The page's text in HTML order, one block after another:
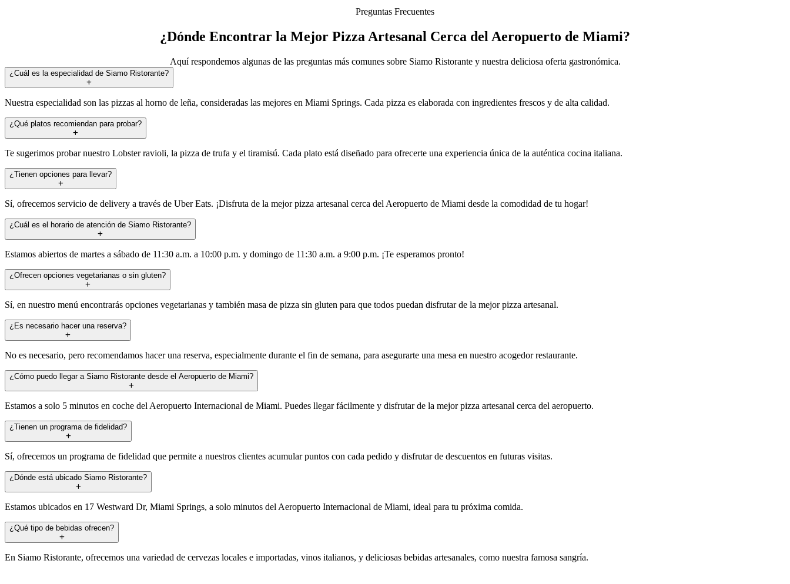
Preguntas Frecuentes
¿Dónde Encontrar la Mejor Pizza Artesanal Cerca del Aeropuerto de Miami?
Aquí respondemos algunas de las preguntas más comunes sobre Siamo Ristorante y nuestra deliciosa oferta gastronómica.
¿Cuál es la especialidad de Siamo Ristorante?
Nuestra especialidad son las pizzas al horno de leña, consideradas las mejores en Miami Springs. Cada pizza es elaborada con ingredientes frescos y de alta calidad.
¿Qué platos recomiendan para probar?
Te sugerimos probar nuestro Lobster ravioli, la pizza de trufa y el tiramisú. Cada plato está diseñado para ofrecerte una experiencia única de la auténtica cocina italiana.
¿Tienen opciones para llevar?
Sí, ofrecemos servicio de delivery a través de Uber Eats. ¡Disfruta de la mejor pizza artesanal cerca del Aeropuerto de Miami desde la comodidad de tu hogar!
¿Cuál es el horario de atención de Siamo Ristorante?
Estamos abiertos de martes a sábado de 11:30 a.m. a 10:00 p.m. y domingo de 11:30 a.m. a 9:00 p.m. ¡Te esperamos pronto!
¿Ofrecen opciones vegetarianas o sin gluten?
Sí, en nuestro menú encontrarás opciones vegetarianas y también masa de pizza sin gluten para que todos puedan disfrutar de la mejor pizza artesanal.
¿Es necesario hacer una reserva?
No es necesario, pero recomendamos hacer una reserva, especialmente durante el fin de semana, para asegurarte una mesa en nuestro acogedor restaurante.
¿Cómo puedo llegar a Siamo Ristorante desde el Aeropuerto de Miami?
Estamos a solo 5 minutos en coche del Aeropuerto Internacional de Miami. Puedes llegar fácilmente y disfrutar de la mejor pizza artesanal cerca del aeropuerto.
¿Tienen un programa de fidelidad?
Sí, ofrecemos un programa de fidelidad que permite a nuestros clientes acumular puntos con cada pedido y disfrutar de descuentos en futuras visitas.
¿Dónde está ubicado Siamo Ristorante?
Estamos ubicados en 17 Westward Dr, Miami Springs, a solo minutos del Aeropuerto Internacional de Miami, ideal para tu próxima comida.
¿Qué tipo de bebidas ofrecen?
En Siamo Ristorante, ofrecemos una variedad de cervezas locales e importadas, vinos italianos, y deliciosas bebidas artesanales, como nuestra famosa sangría.